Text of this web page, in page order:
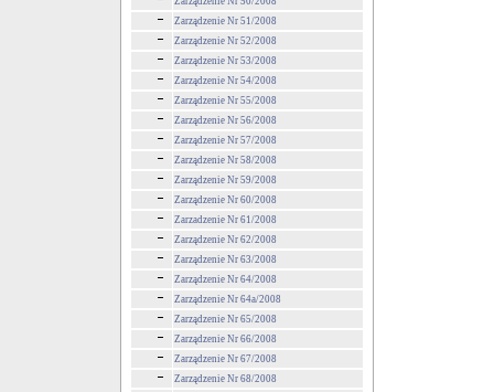
Zarządzenie Nr 51/2008
Zarządzenie Nr 52/2008
Zarządzenie Nr 53/2008
Zarządzenie Nr 54/2008
Zarządzenie Nr 55/2008
Zarządzenie Nr 56/2008
Zarządzenie Nr 57/2008
Zarządzenie Nr 58/2008
Zarządzenie Nr 59/2008
Zarządzenie Nr 60/2008
Zarzadzenie Nr 61/2008
Zarządzenie Nr 62/2008
Zarządzenie Nr 63/2008
Zarządzenie Nr 64/2008
Zarządzenie Nr 64a/2008
Zarządzenie Nr 65/2008
Zarządzenie Nr 66/2008
Zarządzenie Nr 67/2008
Zarządzenie Nr 68/2008